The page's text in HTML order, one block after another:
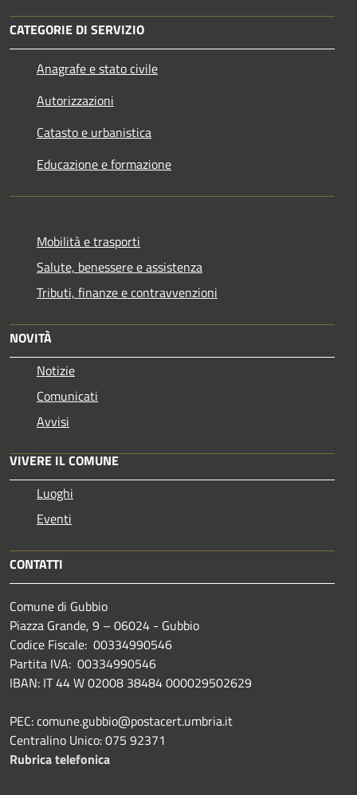
CATEGORIE DI SERVIZIO
Anagrafe e stato civile
Autorizzazioni
Catasto e urbanistica
Educazione e formazione
Mobilità e trasporti
Salute, benessere e assistenza
Tributi, finanze e contravvenzioni
NOVITÀ
Notizie
Comunicati
Avvisi
VIVERE IL COMUNE
Luoghi
Eventi
CONTATTI
Comune di Gubbio
Piazza Grande, 9 – 06024 - Gubbio
Codice Fiscale: 00334990546
Partita IVA: 00334990546
IBAN: IT 44 W 02008 38484 000029502629
PEC: comune.gubbio@postacert.umbria.it
Centralino Unico: 075 92371
Rubrica telefonica